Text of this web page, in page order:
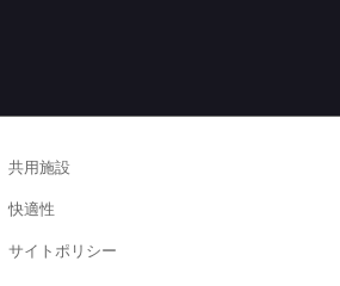
共用施設
快適性
サイトポリシー